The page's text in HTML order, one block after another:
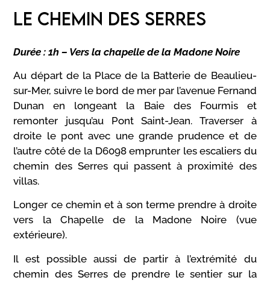
LE CHEMIN DES SERRES
Durée : 1h – Vers la chapelle de la Madone Noire
Au départ de la Place de la Batterie de Beaulieu-
sur-Mer, suivre le bord de mer par l’avenue Fernand
Dunan en longeant la Baie des Fourmis et
remonter jusqu’au Pont Saint-Jean. Traverser à
droite le pont avec une grande prudence et de
l’autre côté de la D6098 emprunter les escaliers du
chemin des Serres qui passent à proximité des
villas.
Longer ce chemin et à son terme prendre à droite
vers la Chapelle de la Madone Noire (vue
extérieure).
Il est possible aussi de partir à l’extrémité du
chemin des Serres de prendre le sentier sur la